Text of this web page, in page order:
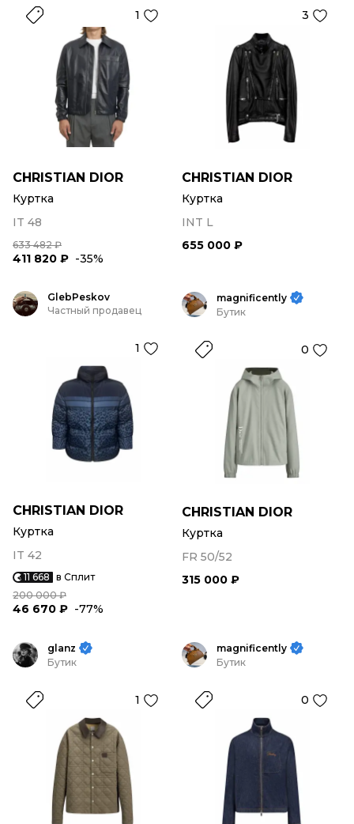
1
CHRISTIAN DIOR
Куртка
IT 48
633 482 ₽
411 820 ₽ -35%
3
CHRISTIAN DIOR
Куртка
INT L
655 000 ₽
GlebPeskov
Частный продавец
1
CHRISTIAN DIOR
Куртка
IT 42
11 668 в Сплит
200 000 ₽
46 670 ₽ -77%
magnificently
Бутик
0
CHRISTIAN DIOR
Куртка
FR 50/52
315 000 ₽
glanz
Бутик
1
magnificently
Бутик
0